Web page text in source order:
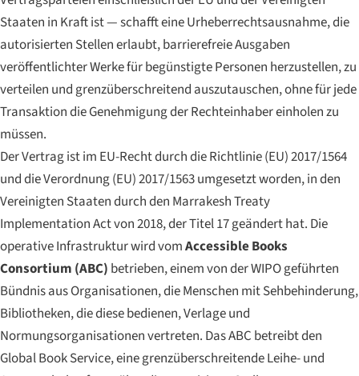
Staaten in Kraft ist — schafft eine Urheberrechtsausnahme, die
autorisierten Stellen erlaubt, barrierefreie Ausgaben
veröffentlichter Werke für begünstigte Personen herzustellen, zu
verteilen und grenzüberschreitend auszutauschen, ohne für jede
Transaktion die Genehmigung der Rechteinhaber einholen zu
müssen.
Der Vertrag ist im EU-Recht durch die Richtlinie (EU) 2017/1564
und die Verordnung (EU) 2017/1563 umgesetzt worden, in den
Vereinigten Staaten durch den Marrakesh Treaty
Implementation Act von 2018, der Titel 17 geändert hat. Die
operative Infrastruktur wird vomAccessible Books
Consortium (ABC) betrieben, einem von der WIPO geführten
Bündnis aus Organisationen, die Menschen mit Sehbehinderung,
Bibliotheken, die diese bedienen, Verlage und
Normungsorganisationen vertreten. Das ABC betreibt den
Global Book Service, eine grenzüberschreitende Leihe- und